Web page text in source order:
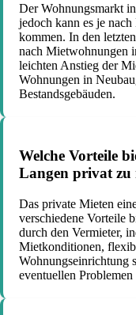
Der Wohnungsmarkt
jedoch kann es je
kommen. In den
nach Mietwohnungen
leichten Anstieg der
Wohnungen in
Bestandsgebäuden.
Welche Vorteile
Langen privat zu
Das private Mieten
verschiedene Vorteile
durch den Vermieter,
Mietkonditionen,
Wohnungseinrichtung
eventuellen